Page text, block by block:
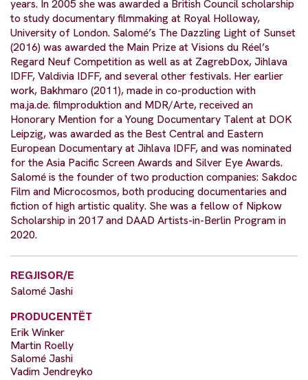
years. In 2005 she was awarded a British Council scholarship
to study documentary filmmaking at Royal Holloway,
University of London. Salomé’s The Dazzling Light of Sunset
(2016) was awarded the Main Prize at Visions du Réel’s
Regard Neuf Competition as well as at ZagrebDox, Jihlava
IDFF, Valdivia IDFF, and several other festivals. Her earlier
work, Bakhmaro (2011), made in co-production with
ma.ja.de. filmproduktion and MDR/Arte, received an
Honorary Mention for a Young Documentary Talent at DOK
Leipzig, was awarded as the Best Central and Eastern
European Documentary at Jihlava IDFF, and was nominated
for the Asia Pacific Screen Awards and Silver Eye Awards.
Salomé is the founder of two production companies: Sakdoc
Film and Microcosmos, both producing documentaries and
fiction of high artistic quality. She was a fellow of Nipkow
Scholarship in 2017 and DAAD Artists-in-Berlin Program in
2020.
REGJISOR/E
Salomé Jashi
PRODUCENTËT
Erik Winker
Martin Roelly
Salomé Jashi
Vadim Jendreyko